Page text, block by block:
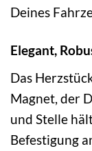
Deines
Elegant,
Das
Magnet, der
und Stelle
Befestigung